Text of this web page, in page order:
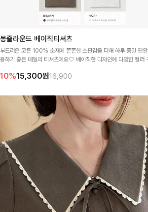
몽즐라운드 베이직티셔츠
부드러운 코튼 100% 소재에 쫀쫀한 스판감을 더해 하루 종일 편
용하기 좋은 데일리 티셔츠예요🤍 베이직한 디자인에 다양한 컬러
좋은 필수 아이템이랍니다🌈
10%15,300원16,900